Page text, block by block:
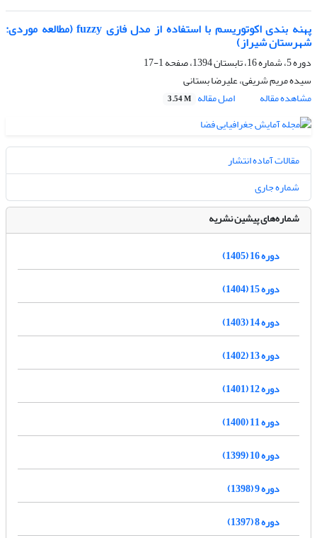
پهنه بندی اکوتوریسم با استفاده از مدل فازی fuzzy (مطالعه موردی:
شهرستان شیراز)
دوره 5، شماره 16، تابستان 1394، صفحه
1-17
سیده مریم شریفی، علیرضا بستانی
مشاهده مقاله
اصل مقاله 3.54 M
مقالات آماده انتشار
شماره جاری
شماره‌های پیشین نشریه
دوره 16 (1405)
دوره 15 (1404)
دوره 14 (1403)
دوره 13 (1402)
دوره 12 (1401)
دوره 11 (1400)
دوره 10 (1399)
دوره 9 (1398)
دوره 8 (1397)